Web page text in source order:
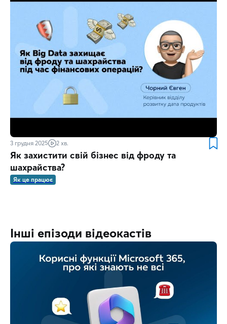
3 грудня 2025 2 хв.
Як захистити свій бізнес від фроду та
шахрайства?
Як це працює
Інші епізоди відеокастів